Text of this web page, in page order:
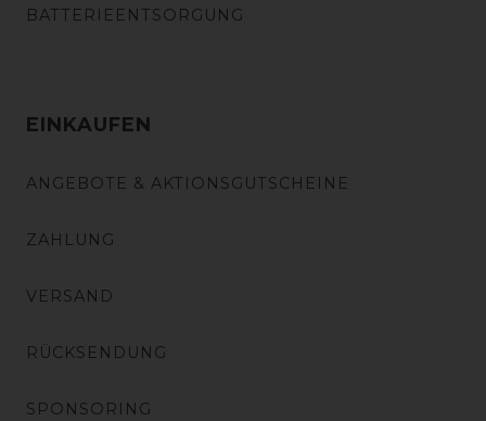
BATTERIEENTSORGUNG
EINKAUFEN
ANGEBOTE & AKTIONSGUTSCHEINE
ZAHLUNG
VERSAND
RÜCKSENDUNG
SPONSORING